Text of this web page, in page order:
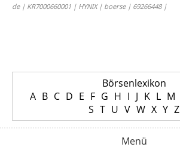
de | KR7000660001 | HYNIX | boerse | 69266448 |
Börsenlexikon
A B C D E F G H I J K L M
S T U V W X Y Z
Menü